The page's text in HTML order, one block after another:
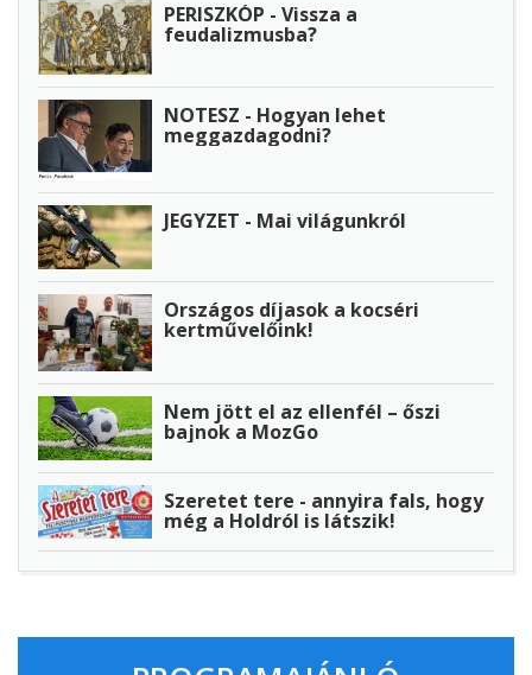
PERISZKÓP - Vissza a
feudalizmusba?
NOTESZ - Hogyan lehet
meggazdagodni?
JEGYZET - Mai világunkról
Országos díjasok a kocséri
kertművelőink!
Nem jött el az ellenfél – őszi
bajnok a MozGo
Szeretet tere - annyira fals, hogy
még a Holdról is látszik!